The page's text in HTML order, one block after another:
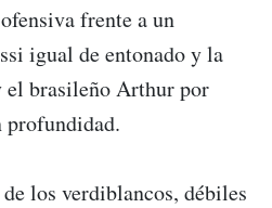
frente a un
igual de entonado y la
el brasileño Arthur por
los verdiblancos, débiles